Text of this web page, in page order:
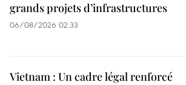
grands projets d’infrastructures
06/08/2026 02:33
Vietnam : Un cadre légal renforcé